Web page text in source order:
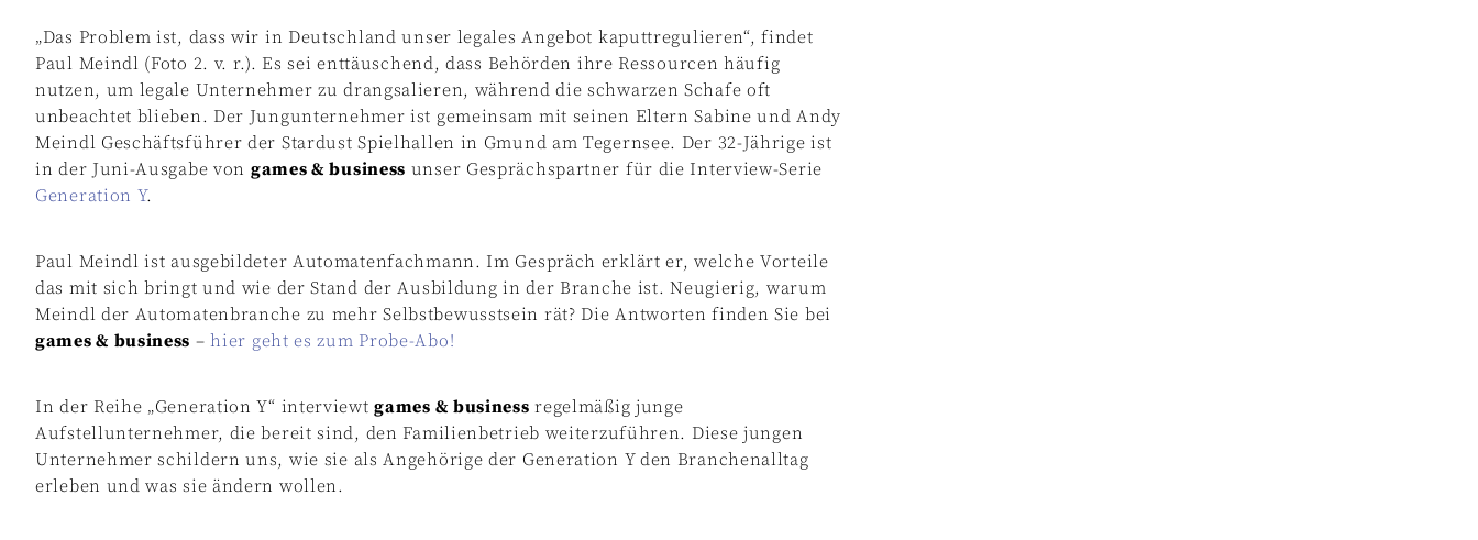
„Das Problem ist, dass wir in Deutschland unser legales Angebot kaputtregulieren“, findet
Paul Meindl (Foto 2. v. r.). Es sei enttäuschend, dass Behörden ihre Ressourcen häufig
nutzen, um legale Unternehmer zu drangsalieren, während die schwarzen Schafe oft
unbeachtet blieben. Der Jungunternehmer ist gemeinsam mit seinen Eltern Sabine und Andy
Meindl Geschäftsführer der Stardust Spielhallen in Gmund am Tegernsee. Der 32-Jährige ist
in der Juni-Ausgabe von games & business unser Gesprächspartner für die Interview-Serie
Generation Y.
Paul Meindl ist ausgebildeter Automatenfachmann. Im Gespräch erklärt er, welche Vorteile
das mit sich bringt und wie der Stand der Ausbildung in der Branche ist. Neugierig, warum
Meindl der Automatenbranche zu mehr Selbstbewusstsein rät? Die Antworten finden Sie bei
games & business –hier geht es zum Probe-Abo!
In der Reihe „Generation Y“ interviewtgames & business regelmäßig junge
Aufstellunternehmer, die bereit sind, den Familienbetrieb weiterzuführen. Diese jungen
Unternehmer schildern uns, wie sie als Angehörige der Generation Y den Branchenalltag
erleben und was sie ändern wollen.